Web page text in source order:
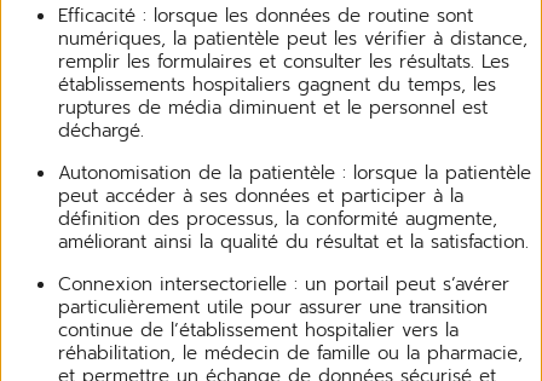
Efficacité : lorsque les données de routine sont
numériques, la patientèle peut les vérifier à distance,
remplir les formulaires et consulter les résultats. Les
établissements hospitaliers gagnent du temps, les
ruptures de média diminuent et le personnel est
déchargé.
Autonomisation de la patientèle : lorsque la patientèle
peut accéder à ses données et participer à la
définition des processus, la conformité augmente,
améliorant ainsi la qualité du résultat et la satisfaction.
Connexion intersectorielle : un portail peut s’avérer
particulièrement utile pour assurer une transition
continue de l’établissement hospitalier vers la
réhabilitation, le médecin de famille ou la pharmacie,